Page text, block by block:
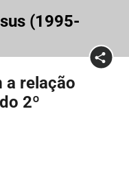
(1995-
a relação
2º